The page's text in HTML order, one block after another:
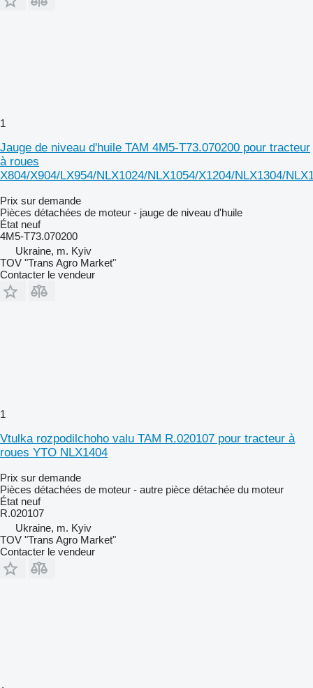
1
Jauge de niveau d'huile TAM 4M5-T73.070200 pour tracteur
à roues
X804/X904/LX954/NLX1024/NLX1054/X1204/NLX1304/
Prix sur demande
Pièces détachées de moteur - jauge de niveau d'huile
État neuf
4M5-T73.070200
Ukraine, m. Kyiv
TOV "Trans Agro Market"
Contacter le vendeur
1
Vtulka rozpodilchoho valu TAM R.020107 pour tracteur à
roues YTO NLX1404
Prix sur demande
Pièces détachées de moteur - autre pièce détachée du moteur
État neuf
R.020107
Ukraine, m. Kyiv
TOV "Trans Agro Market"
Contacter le vendeur